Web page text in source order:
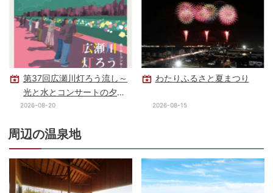
第37回広瀬川灯ろう流し～
光と水とコンサートの夕べ
～
2026-08-20
わたりふるさと夏まつり
2026-08-15
周辺の温泉地